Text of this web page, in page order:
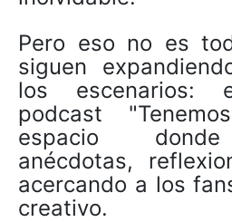
Pero eso no es
siguen
los escenarios:
podcast
espacio
anécdotas,
acercando a los
creativo.